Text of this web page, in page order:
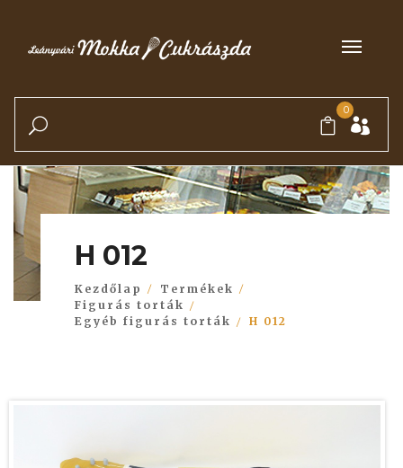
0
H 012
Kezdőlap
Termékek
Figurás torták
Egyéb figurás torták
H 012